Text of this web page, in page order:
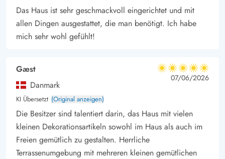
Das Haus ist sehr geschmackvoll eingerichtet und mit
allen Dingen ausgestattet, die man benötigt. Ich habe
mich sehr wohl gefühlt!
Gæst
Danmark
KI Übersetzt (Original anzeigen)
5 von 5
5 von 5
5 out of 5
07/06/2026
Die Besitzer sind talentiert darin, das Haus mit vielen
kleinen Dekorationsartikeln sowohl im Haus als auch im
Freien gemütlich zu gestalten. Herrliche
Terrassenumgebung mit mehreren kleinen gemütlichen